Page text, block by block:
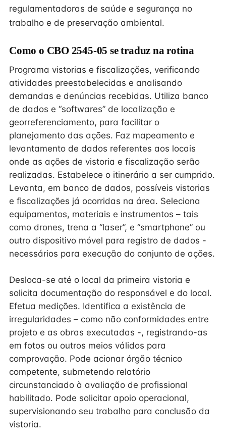
regulamentadoras de saúde e segurança no
trabalho e de preservação ambiental.
Como o CBO 2545-05 se traduz na rotina
Programa vistorias e fiscalizações, verificando
atividades preestabelecidas e analisando
demandas e denúncias recebidas. Utiliza banco
de dados e “softwares” de localização e
georreferenciamento, para facilitar o
planejamento das ações. Faz mapeamento e
levantamento de dados referentes aos locais
onde as ações de vistoria e fiscalização serão
realizadas. Estabelece o itinerário a ser cumprido.
Levanta, em banco de dados, possíveis vistorias
e fiscalizações já ocorridas na área. Seleciona
equipamentos, materiais e instrumentos – tais
como drones, trena a “laser”, e “smartphone” ou
outro dispositivo móvel para registro de dados -
necessários para execução do conjunto de ações.
Desloca-se até o local da primeira vistoria e
solicita documentação do responsável e do local.
Efetua medições. Identifica a existência de
irregularidades – como não conformidades entre
projeto e as obras executadas -, registrando-as
em fotos ou outros meios válidos para
comprovação. Pode acionar órgão técnico
competente, submetendo relatório
circunstanciado à avaliação de profissional
habilitado. Pode solicitar apoio operacional,
supervisionando seu trabalho para conclusão da
vistoria.